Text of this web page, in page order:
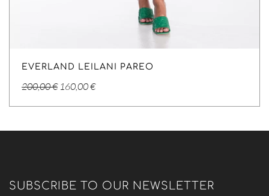
EVERLAND LEILANI PAREO
200,00€ Original
200,00 €.
160,00€Η
είναι:
SUBSCRIBE TO OUR NEWSLETTER